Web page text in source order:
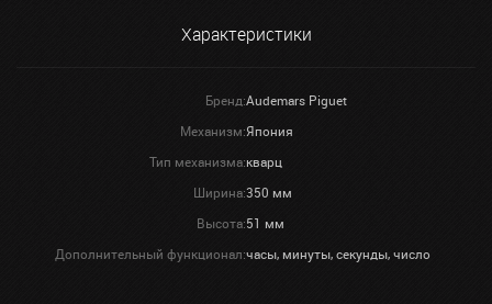
Характеристики
Бренд:Audemars Piguet
Механизм:Япония
Тип механизма:кварц
Ширина:350 мм
Высота:51 мм
Дополнительный функционал:часы, минуты, секунды, число